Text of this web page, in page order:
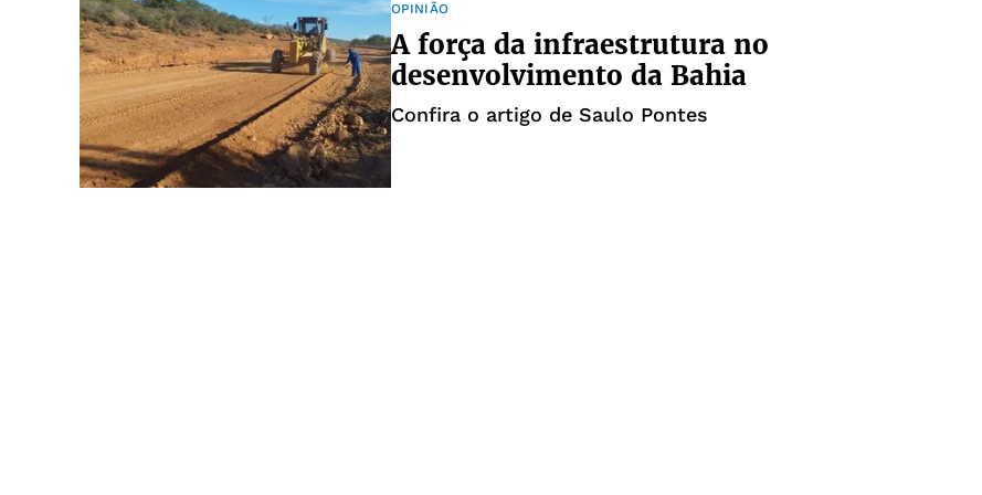
OPINIÃO
A força da infraestrutura no
desenvolvimento da Bahia
Confira o artigo de Saulo Pontes